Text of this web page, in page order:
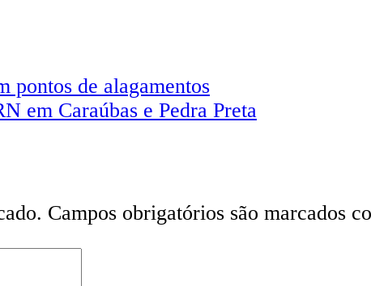
pontos de alagamentos
em Caraúbas e Pedra Preta
Campos obrigatórios são marcados